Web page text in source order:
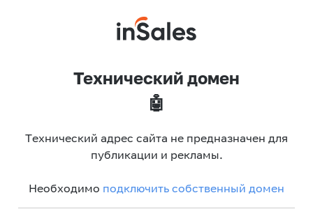
Технический домен
🤖
Технический адрес сайта не предназначен для
публикации и рекламы.
Необходимо подключить собственный домен